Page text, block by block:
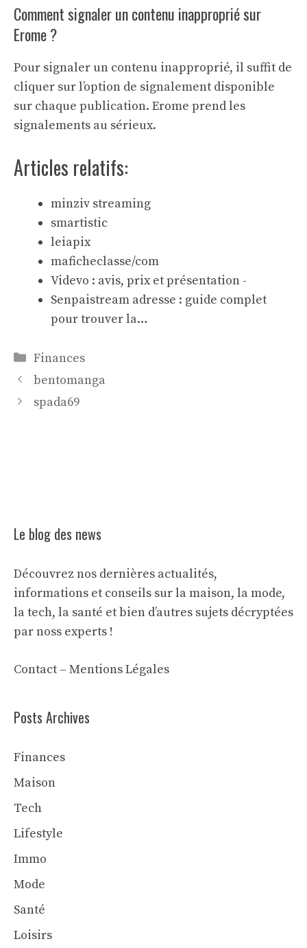
Comment signaler un contenu inapproprié sur
Erome ?
Pour signaler un contenu inapproprié, il suffit de
cliquer sur l’option de signalement disponible
sur chaque publication. Erome prend les
signalements au sérieux.
Articles relatifs:
minziv streaming
smartistic
leiapix
maficheclasse/com
Videvo : avis, prix et présentation -
Senpaistream adresse : guide complet
pour trouver la…
Catégories
Finances
bentomanga
spada69
Le blog des news
Découvrez nos dernières actualités,
informations et conseils sur la maison, la mode,
la tech, la santé et bien d’autres sujets décryptées
par noss experts !
Contact – Mentions Légales
Posts Archives
Finances
Maison
Tech
Lifestyle
Immo
Mode
Santé
Loisirs